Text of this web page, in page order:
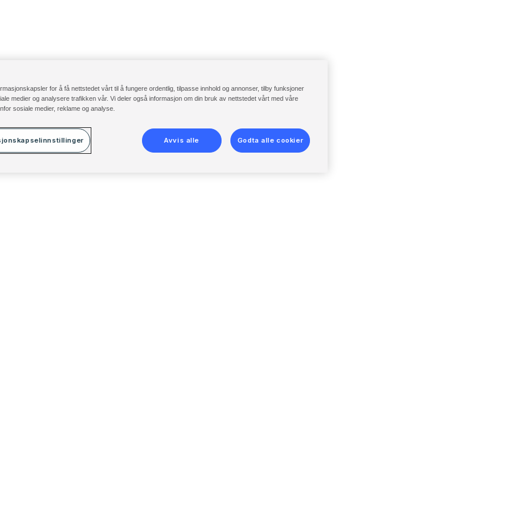
for å få nettstedet vårt til å fungere ordentlig, tilpasse innhold og annonser, tilby funksjoner
medier og analysere trafikken vår. Vi deler også informasjon om din bruk av nettstedet vårt med våre
sosiale medier, reklame og analyse.
Avvis alle Godta alle cookier